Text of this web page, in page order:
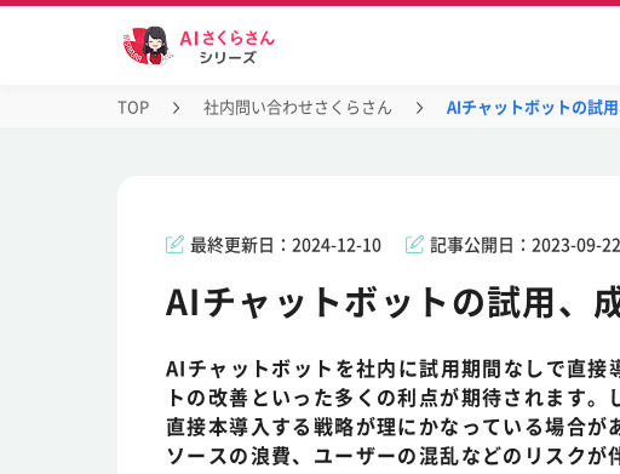
TOP 社内問い合わせさくらさん AIチャットボットの試
最終更新日： 2024-12-10 記事公開日： 2023-09-22
AIチャットボットの試用、
AIチャットボットを社内に試用期間なしで直
トの改善といった多くの利点が期待されます
直接本導入する戦略が理にかなっている場合
ソースの浪費、ユーザーの混乱などのリスク